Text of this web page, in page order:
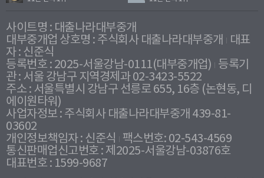
사이트명 : 대출나라대부중개
대부중개업 상호명 : 주식회사 대출나라대부중개
대표
자 : 신준식
등록번호 : 2025-서울강남-0111(대부중개업) 등록기
관 : 서울 강남구 지역경제과 02-3423-5522
주소 : 서울특별시 강남구 선릉로 655, 16층 (논현동, 디
에이원타워)
사업자정보 : 주식회사 대출나라대부중개 439-81-
03602
개인정보책임자 : 신준식
팩스번호: 02-543-4569
통신판매업신고번호 : 제2025-서울강남-03876호
대표번호 : 1599-9687